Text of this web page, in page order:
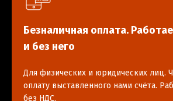
Безналичная оплата.
и без него
Для физических и юридических лиц.
оплату выставленного нами счёта.
без НДС.